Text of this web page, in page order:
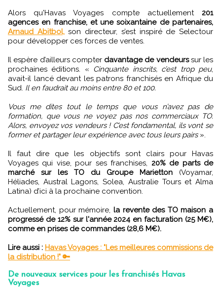
Alors qu'Havas Voyages compte actuellement 201
agences en franchise, et une soixantaine de partenaires,
Arnaud Abitbol,son directeur, s’est inspiré de Selectour
pour développer ces forces de ventes.
Il espère d’ailleurs compter davantage de vendeurssur les
prochaines éditions. « Cinquante inscrits, c’est trop peu,
avait-il lancé devant les patrons franchisés en Afrique du
Sud. Il en faudrait au moins entre 80 et 100.
Vous me dites tout le temps que vous n’avez pas de
formation, que vous ne voyez pas nos commerciaux TO.
Alors, envoyez vos vendeurs ! C’est fondamental, ils vont se
former et partager leur expérience avec tous leurs pairs».
Il faut dire que les objectifs sont clairs pour Havas
Voyages qui vise, pour ses franchises, 20% de parts de
marché sur les TO du Groupe Marietton (Voyamar,
Héliades, Austral Lagons, Solea, Australie Tours et Alma
Latina) d’ici à la prochaine convention.
Actuellement, pour mémoire, la revente des TO maison a
progressé de 12% sur l'année 2024 en facturation (25 M€),
comme en prises de commandes (28,6 M€).
Lire aussi : Havas Voyages : "Les meilleures commissions de
la distribution !" 🔑
De nouveaux services pour les franchisés Havas
Voyages